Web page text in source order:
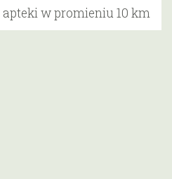
w promieniu 10 km